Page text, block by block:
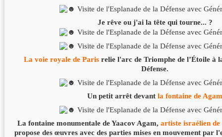
Je rêve ou j'ai la tête qui tourne... ?
La voie royale de Paris relie l'arc de Triomphe de l’Étoile à
Défense.
Un petit arrêt devantla fontaine de
La fontaine monumentale de Yaacov Agam, artiste israélien
propose des œuvres avec des parties mises en mouvement par